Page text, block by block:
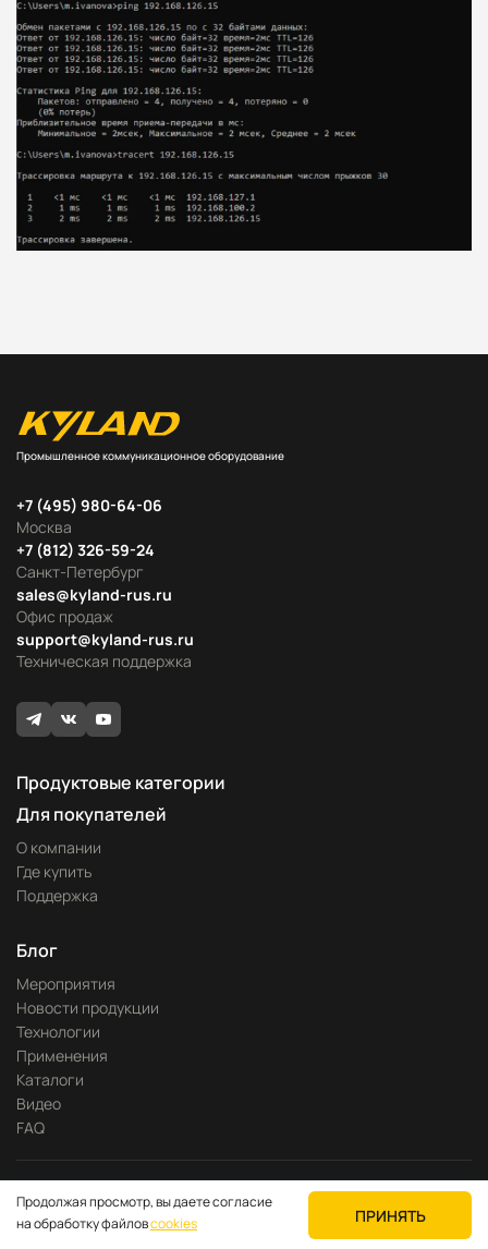
Промышленное коммуникационное оборудование
Москва
+7 (495) 980-64-06
Офис продаж
sales@kyland-rus.ru
Санкт-Петербург
+7 (812) 326-59-24
Техническая поддержка
support@kyland-rus.ru
Продуктовые категории
Для покупателей
О компании
Где купить
Поддержка
Блог
Мероприятия
Новости продукции
Технологии
Применения
Каталоги
Видео
FAQ
Политика конфиденциальности
© 2023—2026 kyland-rus.ru
Pitch
Продолжая просмотр, вы даете согласие
на обработку файловcookies ПРИНЯТЬ